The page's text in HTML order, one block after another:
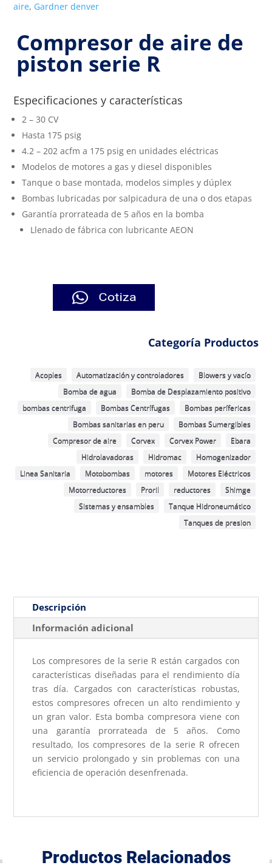
aire, Gardner denver
Compresor de aire de
piston serie R
Especificaciones y características
2 – 30 CV
Hasta 175 psig
4.2 – 202 acfm a 175 psig en unidades eléctricas
Modelos de motores a gas y diesel disponibles
Tanque o base montada, modelos simples y dúplex
Bombas lubricadas por salpicadura de una o dos etapas
Garantía prorrateada de 5 años en la bomba
Llenado de fábrica con lubricante AEON
Categoría Productos
Acoples Automatización y controladores
Blowers y vacío
Bomba de agua
Bomba de Desplazamiento positivo
bombas centrifuga
Bombas Centrífugas
Bombas perífericas
Bombas sanitarias en peru
Bombas Sumergibles
Compresor de aire
Corvex Corvex Power
Ebara
Hidrolavadoras
Hidromac
Homogenizador
Linea Sanitaria
Motobombas motores
Motores Eléctricos
Motorreductores
Proril reductores
Shimge
Sistemas y ensambles
Tanque Hidroneumático
Tanques de presion
Descripción
Información adicional
Los compresores de la serie R están cargados con
características diseñadas para el rendimiento día
tras día. Cargados con características robustas,
estos compresores ofrecen un alto rendimiento y
un gran valor. Esta bomba compresora viene con
una garantía prorrateada de 5 años. Como
resultado, los compresores de la serie R ofrecen
un servicio prolongado y sin problemas con una
eficiencia de operación desenfrenada.
Productos Relacionados